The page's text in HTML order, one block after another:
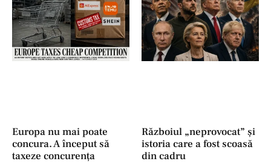
Europa nu mai poate
concura. A început să
taxeze concurența
Războiul „neprovocat” și
istoria care a fost scoasă
din cadru